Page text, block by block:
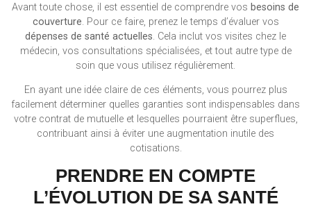
Avant toute chose, il est essentiel de comprendre vos besoins de
couverture. Pour ce faire, prenez le temps d’évaluer vos
dépenses de santé actuelles. Cela inclut vos visites chez le
médecin, vos consultations spécialisées, et tout autre type de
soin que vous utilisez régulièrement.
En ayant une idée claire de ces éléments, vous pourrez plus
facilement déterminer quelles garanties sont indispensables dans
votre contrat de mutuelle et lesquelles pourraient être superflues,
contribuant ainsi à éviter une augmentation inutile des
cotisations.
PRENDRE EN COMPTE
L’ÉVOLUTION DE SA SANTÉ